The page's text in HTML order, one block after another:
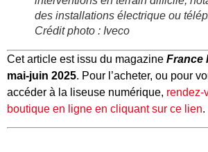
des installations électrique ou
Crédit photo : Iveco
Cet article est issu du magazine France
mai-juin 2025. Pour l’acheter, ou pour
accéder à la liseuse numérique, rendez-
boutique en ligne en cliquant sur ce lien.